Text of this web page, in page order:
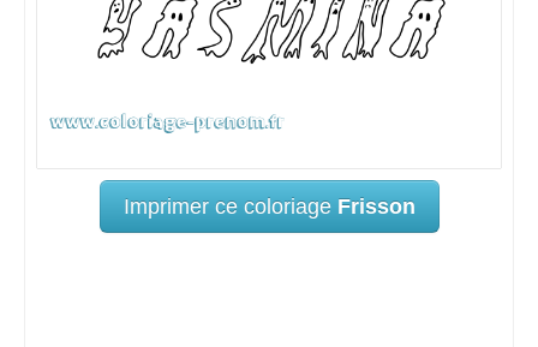
Imprimer ce coloriage Frisson